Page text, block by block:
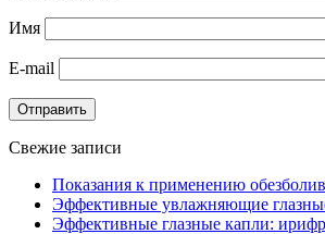
Имя
E-mail
Отправить
Свежие записи
Показания к применению
Эффективные увлажняющие
Эффективные глазные капли: